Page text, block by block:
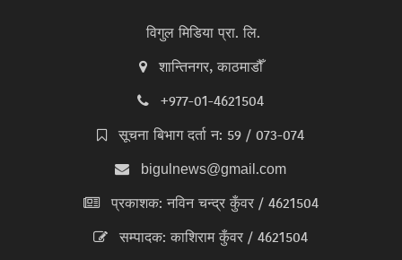
विगुल मिडिया प्रा. लि.
शान्तिनगर, काठमाडौँ
+977-01-4621504
सूचना बिभाग दर्ता न: 59 / 073-074
bigulnews@gmail.com
प्रकाशक: नविन चन्द्र कुँवर / 4621504
सम्पादक: काशिराम कुँवर / 4621504